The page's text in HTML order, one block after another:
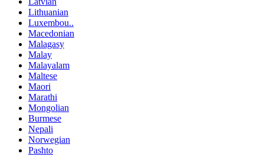
Lithuanian
Luxembou..
Macedonian
Malagasy
Malay
Malayalam
Maltese
Maori
Marathi
Mongolian
Burmese
Nepali
Norwegian
Pashto